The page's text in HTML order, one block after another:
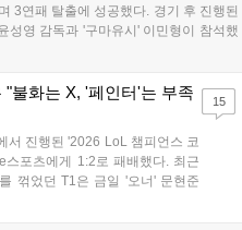
3연패 탈출에 성공했다. 경기 후 진행된
성영 감독과 '구마유시' 이민형이 참석했
감독은 "오랜만에 승리해 기분이 좋고,
불화는 X, '페인터'는 부족
서 진행된 '2026 LoL 챔피언스 코
스포츠에게 1:2로 패배했다. 최근
꺾었던 T1은 금일 '오너' 문현준
투입시키는 강수를 뒀으나 결국
15